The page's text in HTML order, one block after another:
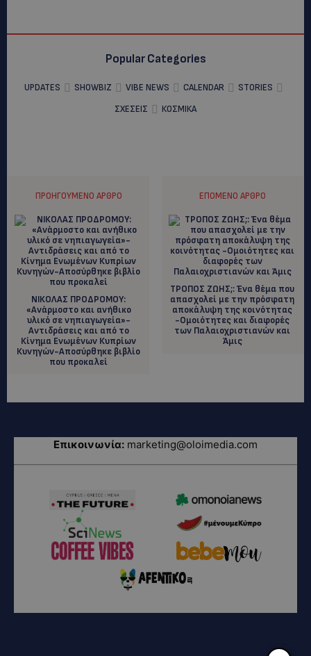
Popular Categories
UPDATES SHOWBIZ VIBE NEWS CALENDAR
STORIES
ΣΧΕΣΕΙΣ
ΚΟΣΜΙΚΑ
ΠΡΟΗΓΟΎΜΕΝΟ ΆΡΘΡΟ
ΝΙΚΟΛΑΣ ΠΡΟΔΡΟΜΟΥ:
«Ανάρμοστο και ανήθικο
υλικό σε νηπιαγωγεία»-
Αντιδράσεις και από το
Κίνημα Ενωμένων Κυπρίων
Κυνηγών-Aποσύρθηκε βιβλίο
που προκαλεί
ΕΠΌΜΕΝΟ ΆΡΘΡΟ
ΤΡΟΠΟΣ ΖΩΗΣ;: Ένα θέμα που
απασχολεί με την πρόσφατη
αποκάλυψη της κοινότητας
-Ομοιότητες και διαφορές
των Παλαιοχριστιανών και
Άμις
Επικοινωνία: marketing@oloimedia.com